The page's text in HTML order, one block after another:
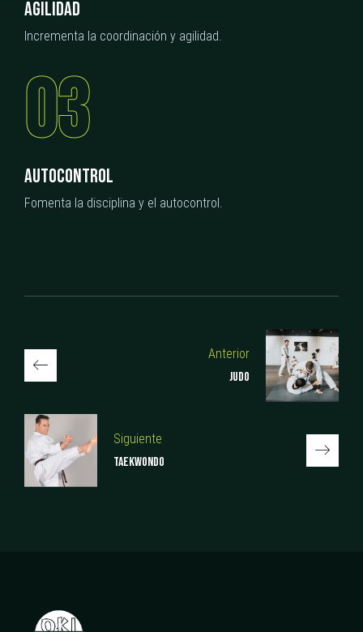
AGILIDAD
Incrementa la coordinación y agilidad.
03
AUTOCONTROL
Fomenta la disciplina y el autocontrol.
Anterior
JUDO
Siguiente
TAEKWONDO